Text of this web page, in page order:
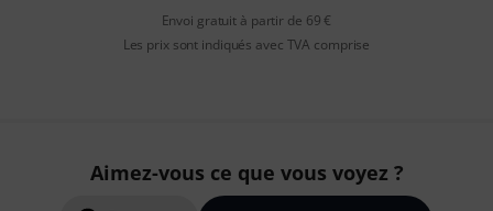
Envoi gratuit à partir de 69 €
Les prix sont indiqués avec TVA comprise
Aimez-vous ce que vous voyez ?